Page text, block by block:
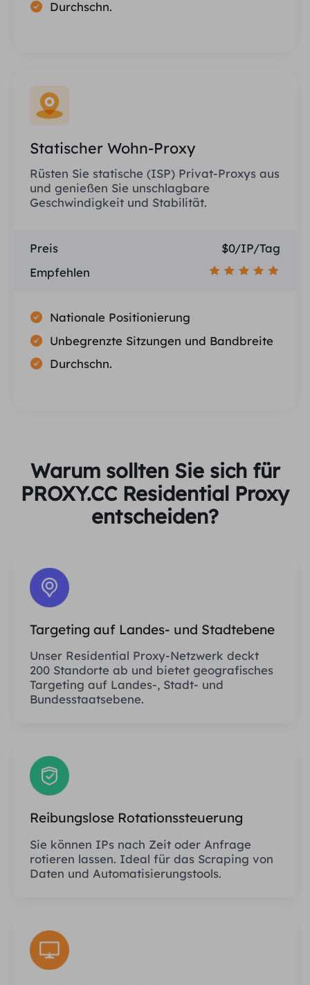
Durchschn.
Statischer Wohn-Proxy
Rüsten Sie statische (ISP) Privat-Proxys aus
und genießen Sie unschlagbare
Geschwindigkeit und Stabilität.
Preis
$0/IP/Tag
Empfehlen
Nationale Positionierung
Unbegrenzte Sitzungen und Bandbreite
Durchschn.
Warum sollten Sie sich für
PROXY.CC Residential Proxy
entscheiden?
Targeting auf Landes- und Stadtebene
Unser Residential Proxy-Netzwerk deckt
200 Standorte ab und bietet geografisches
Targeting auf Landes-, Stadt- und
Bundesstaatsebene.
Reibungslose Rotationssteuerung
Sie können IPs nach Zeit oder Anfrage
rotieren lassen. Ideal für das Scraping von
Daten und Automatisierungstools.